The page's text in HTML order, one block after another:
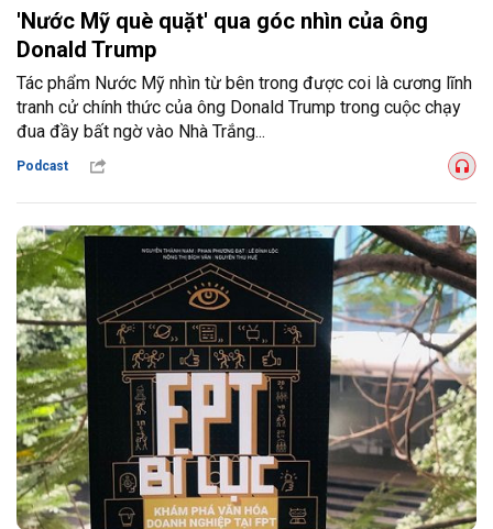
'Nước Mỹ què quặt' qua góc nhìn của ông
Donald Trump
Tác phẩm Nước Mỹ nhìn từ bên trong được coi là cương lĩnh
tranh cử chính thức của ông Donald Trump trong cuộc chạy
đua đầy bất ngờ vào Nhà Trắng...
Podcast